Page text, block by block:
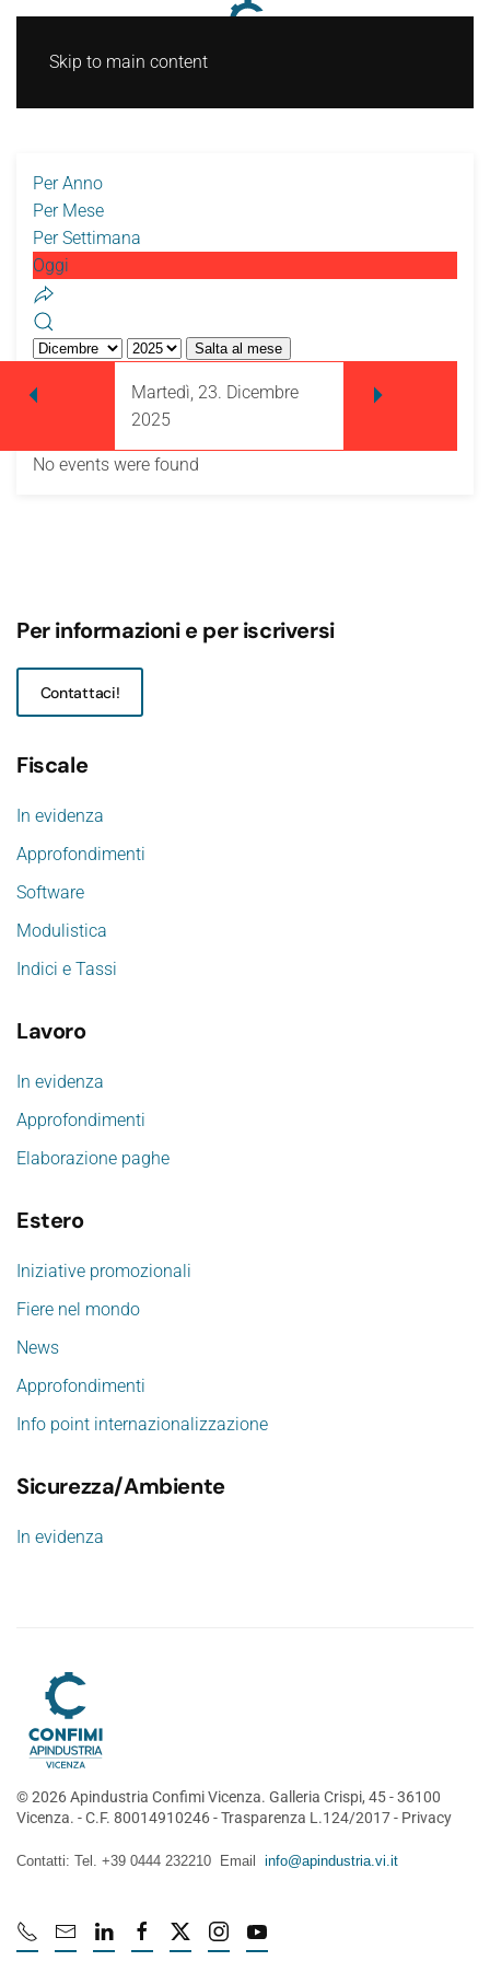
Skip to main content
Per Anno
Per Mese
Per Settimana
Oggi
Salta al mese
Martedì, 23. Dicembre
2025
No events were found
Per informazioni e per iscriversi
Contattaci!
Fiscale
In evidenza
Approfondimenti
Software
Modulistica
Indici e Tassi
Lavoro
In evidenza
Approfondimenti
Elaborazione paghe
Estero
Iniziative promozionali
Fiere nel mondo
News
Approfondimenti
Info point internazionalizzazione
Sicurezza/Ambiente
In evidenza
©2026Apindustria Confimi Vicenza. Galleria Crispi, 45 - 36100
Vicenza. - C.F. 80014910246 -Trasparenza L.124/2017- Privacy
Contatti: Tel. +39 0444 232210 Email info@apindustria.vi.it